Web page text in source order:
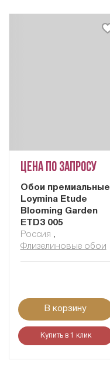
Цена по запросу
Обои премиальные
Loymina Etude
Blooming Garden
ETD3 005
Россия ,
Флизелиновые обои
В корзину
Купить в 1 клик